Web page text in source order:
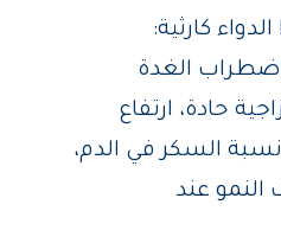
الدواء كارثية:
الغدة
حادة، ارتفاع
السكر في الدم،
النمو عند